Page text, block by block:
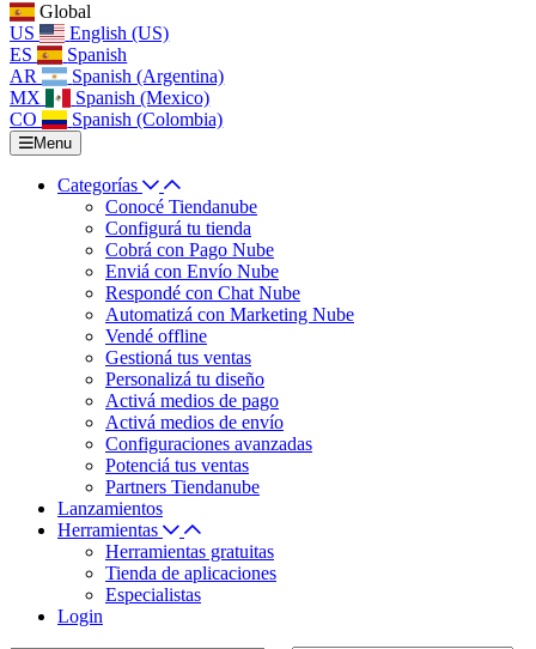
Global
US
English (US)
ES
Spanish
AR
Spanish (Argentina)
MX
Spanish (Mexico)
CO
Spanish (Colombia)
Menu
Categorías
Conocé Tiendanube
Configurá tu tienda
Cobrá con Pago Nube
Enviá con Envío Nube
Respondé con Chat Nube
Automatizá con Marketing Nube
Vendé offline
Gestioná tus ventas
Personalizá tu diseño
Activá medios de pago
Activá medios de envío
Configuraciones avanzadas
Potenciá tus ventas
Partners Tiendanube
Lanzamientos
Herramientas
Herramientas gratuitas
Tienda de aplicaciones
Especialistas
Login